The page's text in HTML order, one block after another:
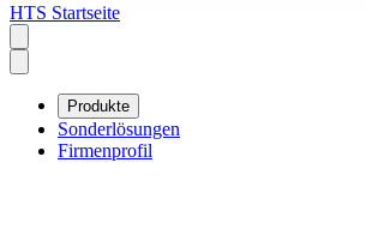
HTS Startseite
Produkte
Sonderlösungen
Firmenprofil